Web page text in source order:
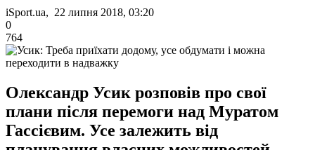
iSport.ua, 22 липня 2018, 03:20
0
764
Олександр Усик розповів про свої
плани після перемоги над Муратом
Гассієвим. Усе залежить від